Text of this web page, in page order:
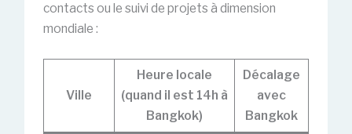
contacts ou le suivi de projets à dimension
mondiale :
Ville
Heure locale
(quand il est 14h à
Bangkok)
Décalage
avec
Bangkok